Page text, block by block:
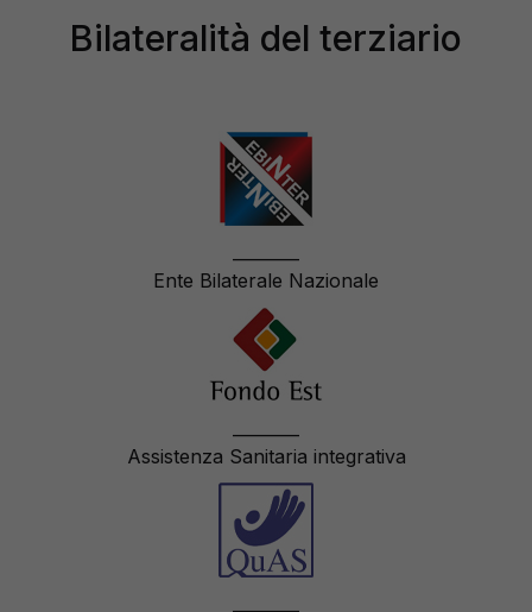
Bilateralità del terziario
Ente Bilaterale Nazionale
Assistenza Sanitaria integrativa